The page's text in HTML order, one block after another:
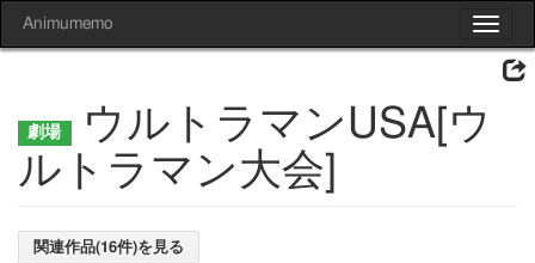
Toggle
Animumemo
ウルトラマンUSA[ウ
ルトラマン大会]
関連作品(16件)を見る